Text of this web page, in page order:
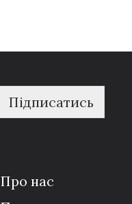
Підписатись
Про нас